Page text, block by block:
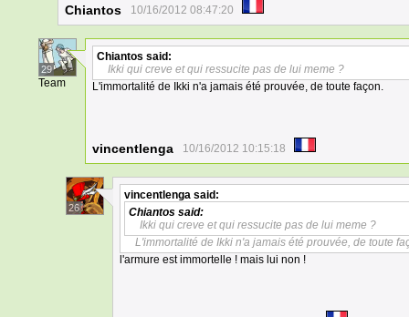
Chiantos 10/16/2012 08:47:20
29
Team
Chiantos said:
Ikki qui creve et qui ressucite pas de lui meme ?
L'immortalité de Ikki n'a jamais été prouvée, de toute façon.
vincentlenga 10/16/2012 10:15:18
26
vincentlenga said:
Chiantos said:
Ikki qui creve et qui ressucite pas de lui meme ?
L'immortalité de Ikki n'a jamais été prouvée, de toute
l'armure est immortelle ! mais lui non !